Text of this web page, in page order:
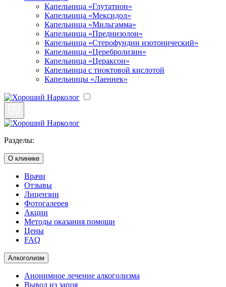
Капельница «Глутатион»
Капельница «Мексидол»
Капельница «Мильгамма»
Капельница «Преднизолон»
Капельница «Стерофундин изотонический»
Капельница «Церебролизин»
Капельница «Цераксон»
Капельница с тиоктовой кислотой
Капельницы «Лаеннек»
Разделы:
О клинике
Врачи
Отзывы
Лицензии
Фотогалерея
Акции
Методы оказания помощи
Цены
FAQ
Алкоголизм
Анонимное лечение алкоголизма
Вывод из запоя